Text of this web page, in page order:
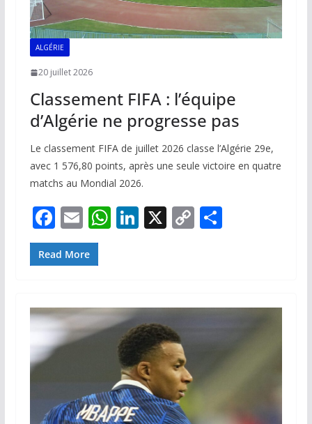
ALGÉRIE
20 juillet 2026
Classement FIFA : l’équipe
d’Algérie ne progresse pas
Le classement FIFA de juillet 2026 classe l’Algérie 29e,
avec 1 576,80 points, après une seule victoire en quatre
matchs au Mondial 2026.
F
ac
e
o
o
k
E
m
ai
W
A
p
p
Li
dI
n
X C
Li
k
P
er
Read More